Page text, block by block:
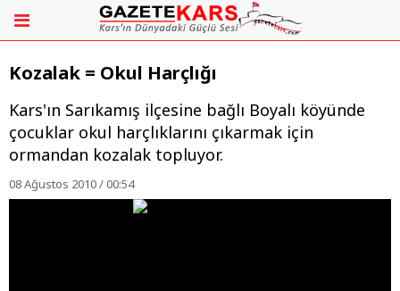
Kozalak = Okul Harçlığı
Kars'ın Sarıkamış ilçesine bağlı Boyalı köyünde
çocuklar okul harçlıklarını çıkarmak için
ormandan kozalak topluyor.
08 Ağustos 2010 / 00:54